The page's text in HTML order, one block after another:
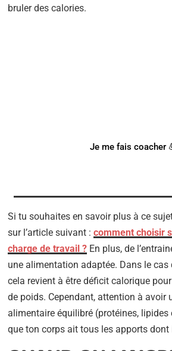
bruler des calories.
Je me fais coacher
Si tu souhaites en savoir plus à ce
sur l’article suivant :comment choisir
charge de travail ? En plus, de
une alimentation adaptée. Dans le cas
cela revient à être déficit calorique
de poids. Cependant, attention à avoir
alimentaire équilibré (protéines,
que ton corps ait tous les apports dont